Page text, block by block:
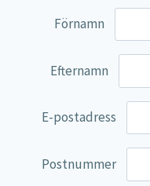
Multi Nutrient
Lamberts
Svenska
Kenkou Selfcare
Förnamn
Efternamn
E-postadress
Postnummer